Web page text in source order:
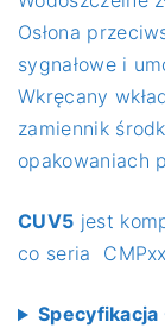
Osłona
sygnałowe i
Wkręcany
zamiennik
opakowaniach
CUV5 jest
co seria
Specyfikacja